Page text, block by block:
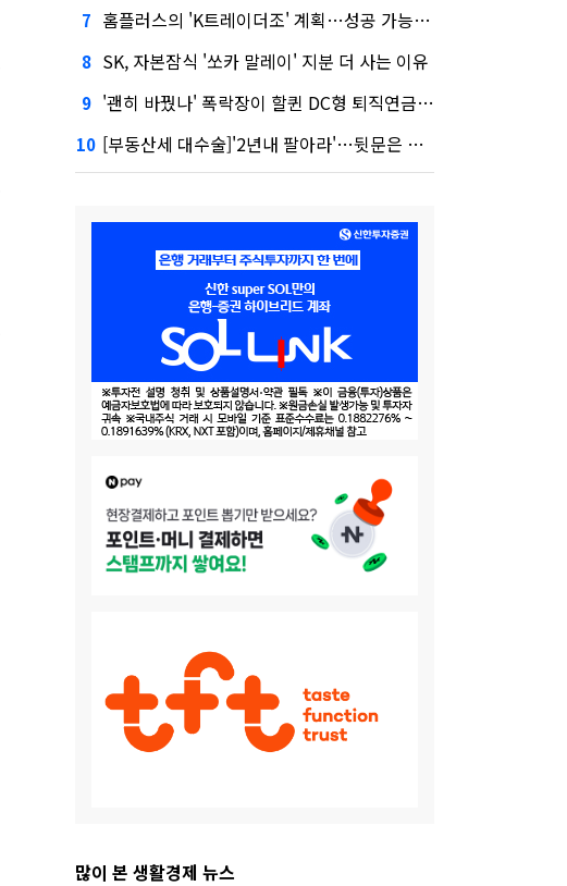
7 홈플러스의 'K트레이더조' 계획…성공 가능성은 '글쎄'
8 SK, 자본잠식 '쏘카 말레이' 지분 더 사는 이유
9 '괜히 바꿨나' 폭락장이 할퀸 DC형 퇴직연금…전문가 조언은
10 [부동산세 대수술]'2년내 팔아라'…뒷문은 열었다
많이 본 생활경제 뉴스